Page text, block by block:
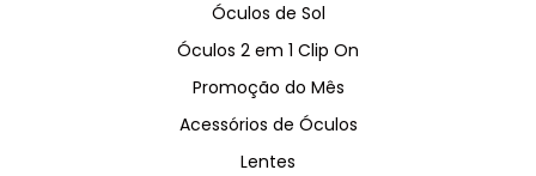
Óculos de Sol
Óculos 2 em 1 Clip On
Promoção do Mês
Acessórios de Óculos
Lentes